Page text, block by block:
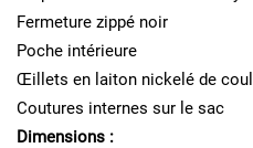
Fermeture zippé noir
Poche intérieure
Œillets en laiton nickelé de
Coutures internes sur le sac
Dimensions :